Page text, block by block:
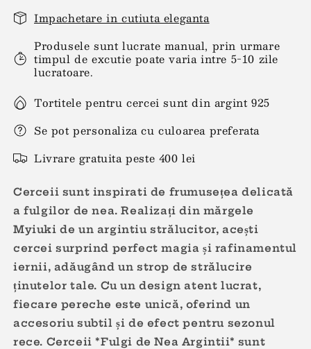
Impachetare in cutiuta eleganta
Produsele sunt lucrate manual, prin urmare
timpul de excutie poate varia intre 5-10 zile
lucratoare.
Tortitele pentru cercei sunt din argint 925
Se pot personaliza cu culoarea preferata
Livrare gratuita peste 400 lei
Cerceii sunt inspirati de frumusețea delicată
a fulgilor de nea. Realizați din mărgele
Myiuki de un argintiu strălucitor, acești
cercei surprind perfect magia și rafinamentul
iernii, adăugând un strop de strălucire
ținutelor tale. Cu un design atent lucrat,
fiecare pereche este unică, oferind un
accesoriu subtil și de efect pentru sezonul
rece. Cerceii *Fulgi de Nea Argintii* sunt